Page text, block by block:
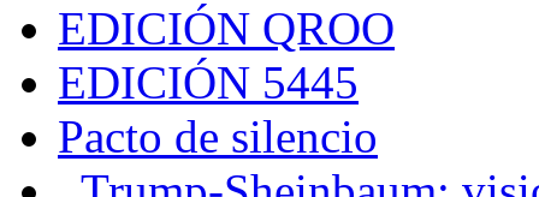
EDICIÓN QROO
EDICIÓN 5445
Pacto de silencio